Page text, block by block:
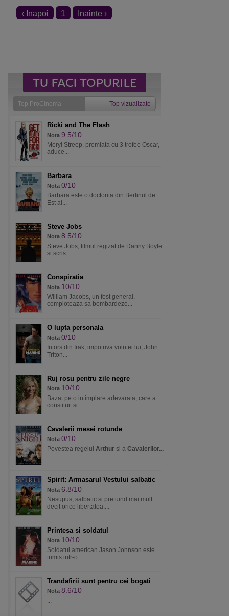
‹ Inapoi 1 Inainte ›
Top ProCinema Top vizualizate
Ricki and The Flash
Nota 9.5/10
Meryl Streep, premiata cu 3 trofee Oscar,
aduce...
Barbara
Nota 0/10
Barbara este o doctorita din Berlinul de
Est al...
Steve Jobs
Nota 8.5/10
Steve Jobs, filmul regizat de Danny Boyle
si scris...
Conspiratia
Nota 10/10
William Jacobs, un fost general,
comploteaza sa bombardeze...
O lupta personala
Nota 0/10
Intors din Irak, impotriva vointei lui, John
Triton...
Ruj rosu pentru zile negre
Nota 10/10
Bazat pe o intimplare adevarata, care a
constituit si...
Cavalerii mesei rotunde
Nota 0/10
Povestea regelui Arthur si a Cavalerilor...
Spirit: Armasarul Vestului salbatic
Nota 6.8/10
Nesupus, salbatic si pretuind mai mult
decit orice libertatea....
Printesa si soldatul
Nota 10/10
Soldatul american Jason Johnson este
trimis intr-o...
Trandafirii sunt pentru cei bogati
Nota 8.6/10
...